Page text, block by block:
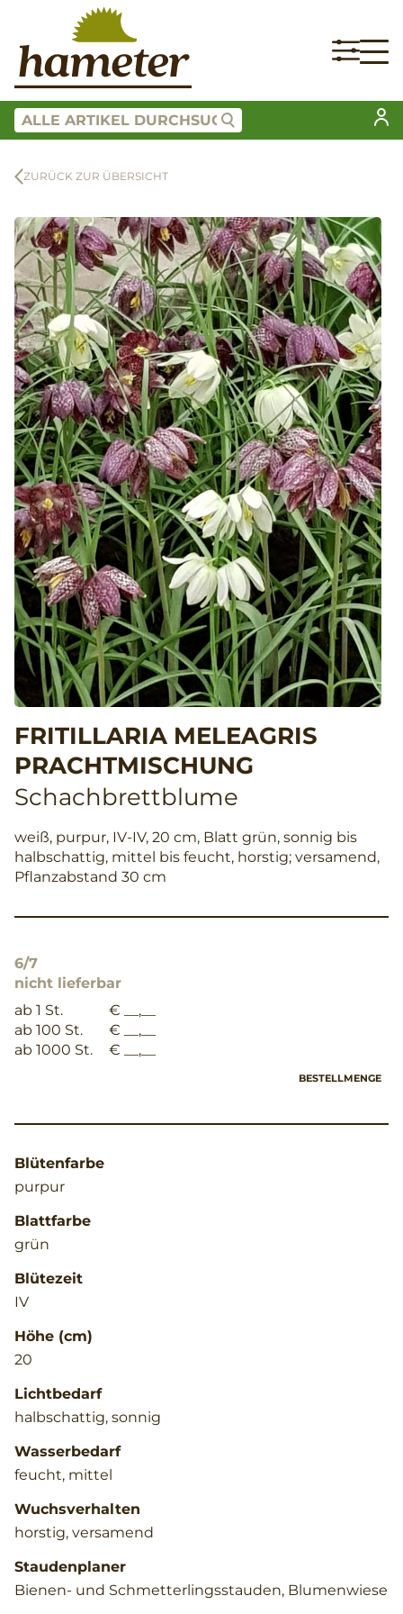
ZURÜCK ZUR ÜBERSICHT
FRITILLARIA MELEAGRIS
PRACHTMISCHUNG
Schachbrettblume
weiß, purpur, IV-IV, 20 cm, Blatt grün, sonnig bis
halbschattig, mittel bis feucht, horstig; versamend,
Pflanzabstand 30 cm
6/7
nicht lieferbar
ab 1 St.
€ __,__
ab 100 St.
€ __,__
ab 1000 St.
€ __,__
BESTELLMENGE
Blütenfarbe
purpur
Blattfarbe
grün
Blütezeit
IV
Höhe (cm)
20
Lichtbedarf
halbschattig, sonnig
Wasserbedarf
feucht, mittel
Wuchsverhalten
horstig, versamend
Staudenplaner
Bienen- und Schmetterlingsstauden, Blumenwiese